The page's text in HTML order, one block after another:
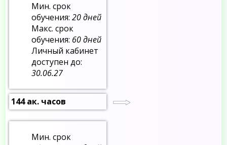
Мин. срок
обучения:20 дней
Макс. срок
обучения: 60 дней
Личный кабинет
доступен до:
30.06.27
144 ак. часов
Мин. срок